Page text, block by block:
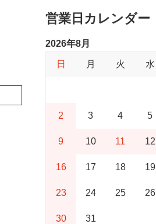
営業日カレンダー
2026年8月
日 月 火 水
2 3 4 5
9 10 11 12
16 17 18 19
23 24 25 26
30 31